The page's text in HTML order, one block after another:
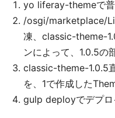
yo liferay-themeで普
/osgi/marketplace/
凍、classic-theme-
ンによって、1.0.5の
classic-theme-1.0.5
を、1で作成した
gulp deployでデプロ